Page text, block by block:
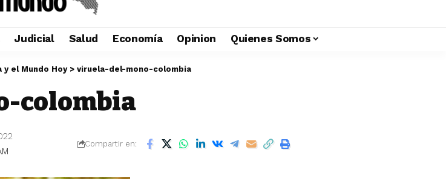
Judicial Salud Economía Opinion Quienes Somos
el Mundo Hoy> viruela-del-mono-colombia
colombia
Compartir en: